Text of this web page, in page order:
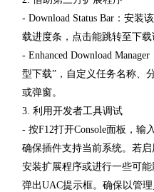
- Download Status Bar：安装
载进度条，点击能跳转至下载
- Enhanced Download
型下载”，自定义任务名称、
或弹窗。
3. 利用开发者工具调试
- 按F12打开Console面板，输
确保插件支持当前系统。若
安装扩展程序或进行一些可
弹出UAC提示框。确保以管